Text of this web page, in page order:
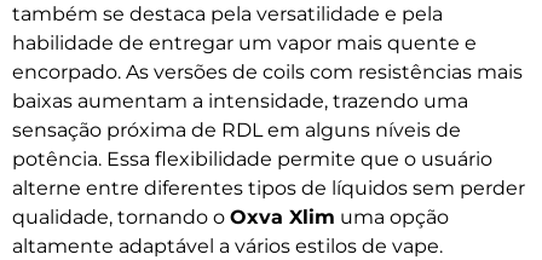
também se destaca pela versatilidade e pela
habilidade de entregar um vapor mais quente e
encorpado. As versões de coils com resistências mais
baixas aumentam a intensidade, trazendo uma
sensação próxima de RDL em alguns níveis de
potência. Essa flexibilidade permite que o usuário
alterne entre diferentes tipos de líquidos sem perder
qualidade, tornando o Oxva Xlim uma opção
altamente adaptável a vários estilos de vape.